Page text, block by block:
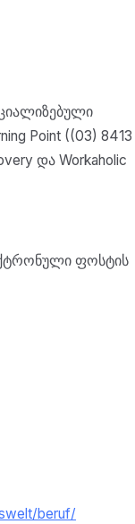
Point ((03) 8413
და Workaholic
ფოსტის
beruf/